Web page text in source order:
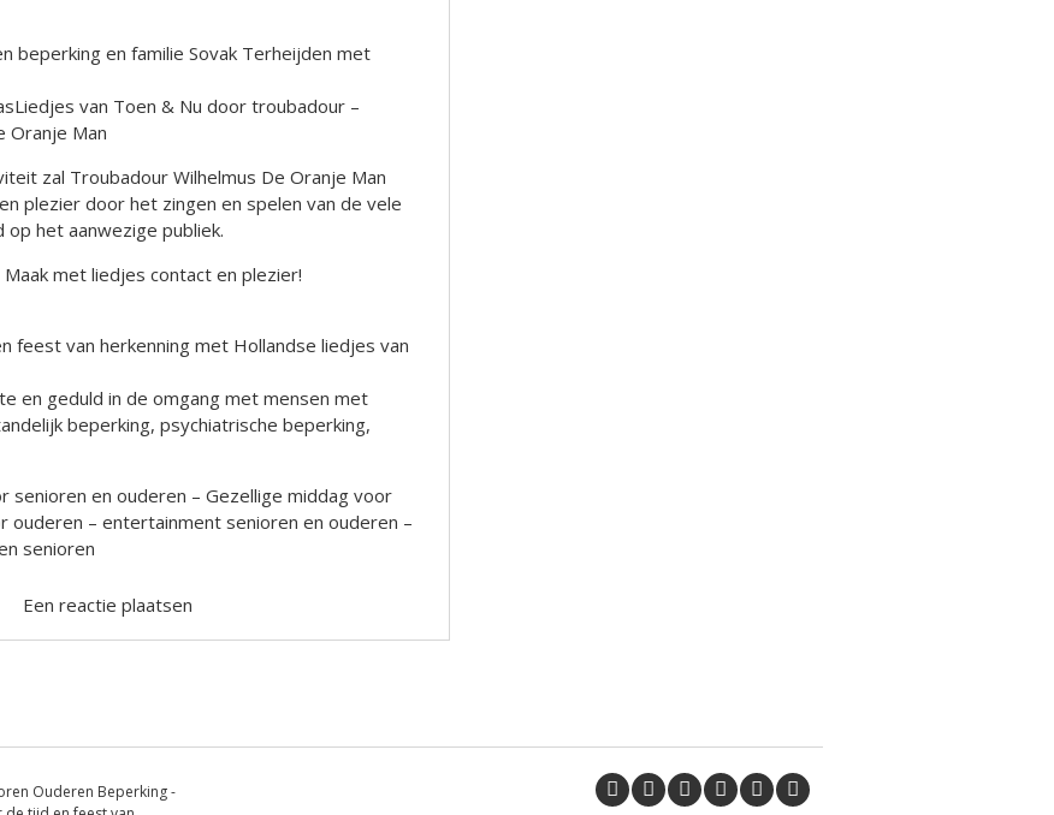
beperking en familie Sovak Terheijden met
van Toen & Nu door troubadour –
Oranje Man
zal Troubadour Wilhelmus De Oranje Man
plezier door het zingen en spelen van de vele
het aanwezige publiek.
met liedjes contact en plezier!
feest van herkenning met Hollandse liedjes van
en geduld in de omgang met mensen met
beperking, psychiatrische beperking,
senioren en ouderen – Gezellige middag voor
ouderen – entertainment senioren en ouderen –
senioren
Een reactie plaatsen
Ouderen Beperking -